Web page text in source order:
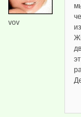
vov